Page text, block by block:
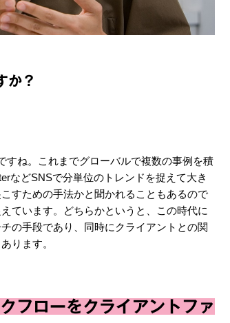
か？
すね。これまでグローバルで複数の事例を積
などSNSで分単位のトレンドを捉えて大き
すための手法かと聞かれることもあるので
ています。どちらかというと、この時代に
の手段であり、同時にクライアントとの関
ります。
ローをクライアントファ